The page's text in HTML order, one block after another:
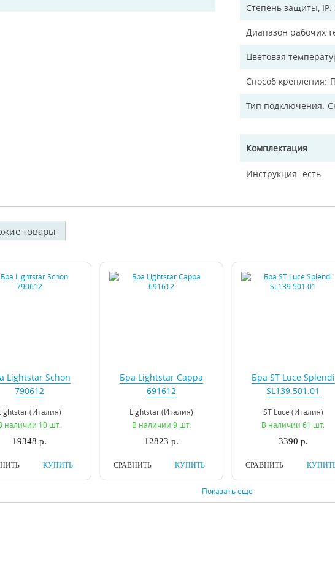
Степень защиты, IP
Диапазон рабочих
Цветовая
Способ крепления
Тип подключения
Комплектация
Инструкция есть
товары
Lightstar Schon
790612
(Италия)
наличии 10 шт.
19348 р.
КУПИТЬ
Бра Lightstar Cappa
691612
Lightstar (Италия)
В наличии 9 шт.
12823 р.
КУПИТЬ
СРАВНИТЬ
Бра ST Luce Splendi
SL139.501.01
ST Luce (Италия)
В наличии 61 шт.
3390 р.
СРАВНИТЬ
Показать еще